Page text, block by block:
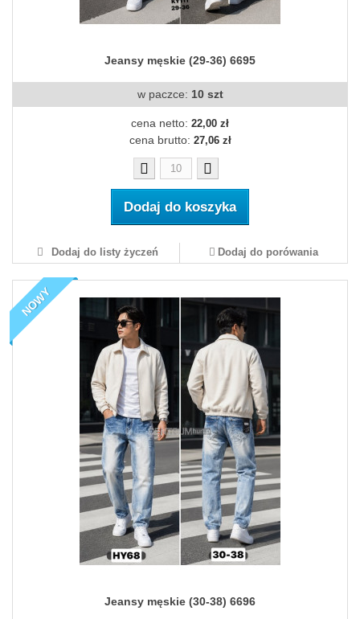
Jeansy męskie (29-36) 6695
w paczce: 10 szt
cena netto: 22,00 zł
cena brutto: 27,06 zł
Dodaj do koszyka
Dodaj do listy życzeń Dodaj do porówania
NOWY
Jeansy męskie (30-38) 6696